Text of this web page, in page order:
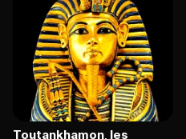
Toutankhamon, les